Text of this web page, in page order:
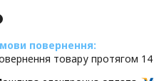
товару протягом 14